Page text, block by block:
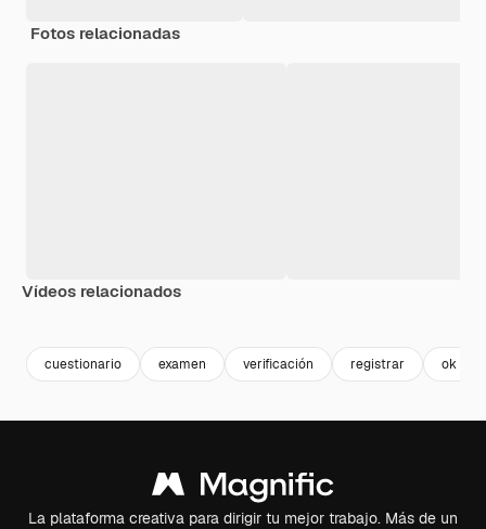
Fotos relacionadas
Vídeos relacionados
cuestionario examen verificación registrar ok
La plataforma creativa para dirigir tu mejor trabajo. Más de un